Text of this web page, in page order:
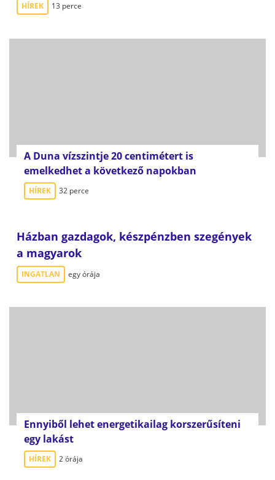
HÍREK 13 perce
A Duna vízszintje 20 centimétert is
emelkedhet a következő napokban
HÍREK 32 perce
Házban gazdagok, készpénzben szegények
a magyarok
INGATLAN egy órája
Ennyiből lehet energetikailag korszerűsíteni
egy lakást
HÍREK 2 órája